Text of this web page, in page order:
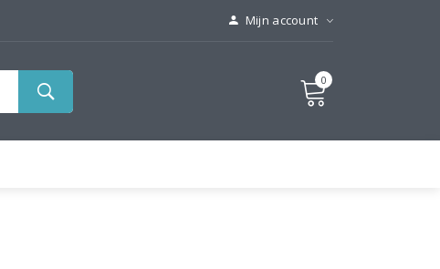
Mijn account
0